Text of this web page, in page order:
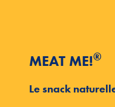
MEAT ME!®
Le snack